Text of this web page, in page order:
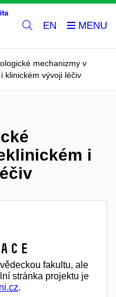
EN
mechanizmy v
klinickém vývoji léčiv
i
fakultu, ale
stránka projektu je
.